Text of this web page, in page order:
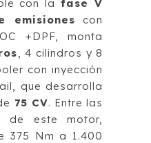
con lafase V
emisiones con
+DPF, monta
, 4 cilindros y 8
con inyección
que desarrolla
75 CV. Entre las
de este motor,
375 Nm a 1.400